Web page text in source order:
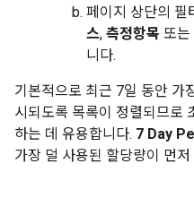
페이지 상단의 필
스, 측정항목 또는
니다.
기본적으로 최근 7일 동안 가
시되도록 목록이 정렬되므로
하는 데 유용합니다. 7 Day
가장 덜 사용된 할당량이 먼